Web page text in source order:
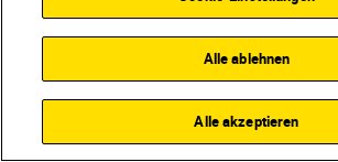
CHF 315.00
Kostenloser Versand
Alle ablehnen
Alle akzeptieren